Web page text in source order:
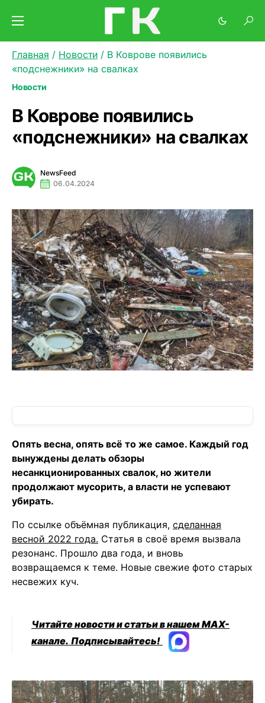
Главная / Новости / В Коврове появились
«подснежники» на свалках
Новости
В Коврове появились
«подснежники» на свалках
NewsFeed
06.04.2024
Опять весна, опять всё то же самое. Каждый год
вынуждены делать обзоры
несанкционированных свалок, но жители
продолжают мусорить, а власти не успевают
убирать.
По ссылке объёмная публикация, сделанная
весной 2022 года. Статья в своё время вызвала
резонанс. Прошло два года, и вновь
возвращаемся к теме. Новые свежие фото старых
несвежих куч.
Читайте новости и статьи в нашем MAX-
канале. Подписывайтесь!